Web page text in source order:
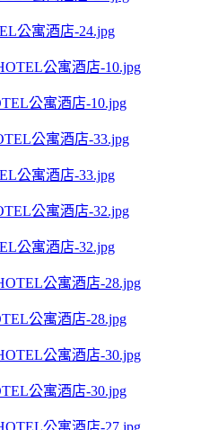
公寓酒店-24.jpg
公寓酒店-10.jpg
公寓酒店-33.jpg
公寓酒店-32.jpg
公寓酒店-28.jpg
公寓酒店-30.jpg